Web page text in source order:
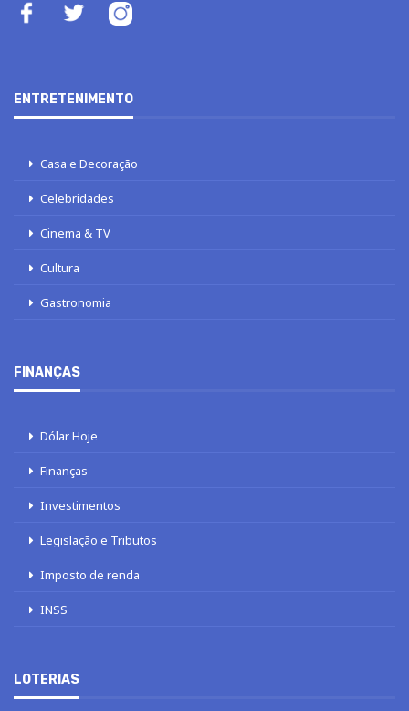
ENTRETENIMENTO
Casa e Decoração
Celebridades
Cinema & TV
Cultura
Gastronomia
FINANÇAS
Dólar Hoje
Finanças
Investimentos
Legislação e Tributos
Imposto de renda
INSS
LOTERIAS